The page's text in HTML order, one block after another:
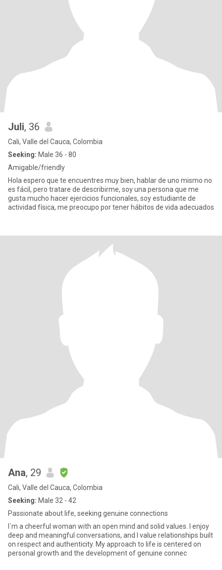
Juli, 36
Cali, Valle del Cauca, Colombia
Seeking: Male 36 - 80
Amigable/friendly
Hola espero que te encuentres muy bien, hablar de uno mismo no
es fácil, pero tratare de describirme, soy una persona que me
gusta mucho hacer ejercicios funcionales, soy estudiante de
actividad física, me preocupo por tener hábitos de vida adecuados
Ana, 29
Cali, Valle del Cauca, Colombia
Seeking: Male 32 - 42
Passionate about life, seeking genuine connections
I´m a cheerful woman with an open mind and solid values. I enjoy
deep and meaningful conversations, and I value relationships built
on respect and authenticity. My approach to life is centered on
personal growth and the development of genuine connec